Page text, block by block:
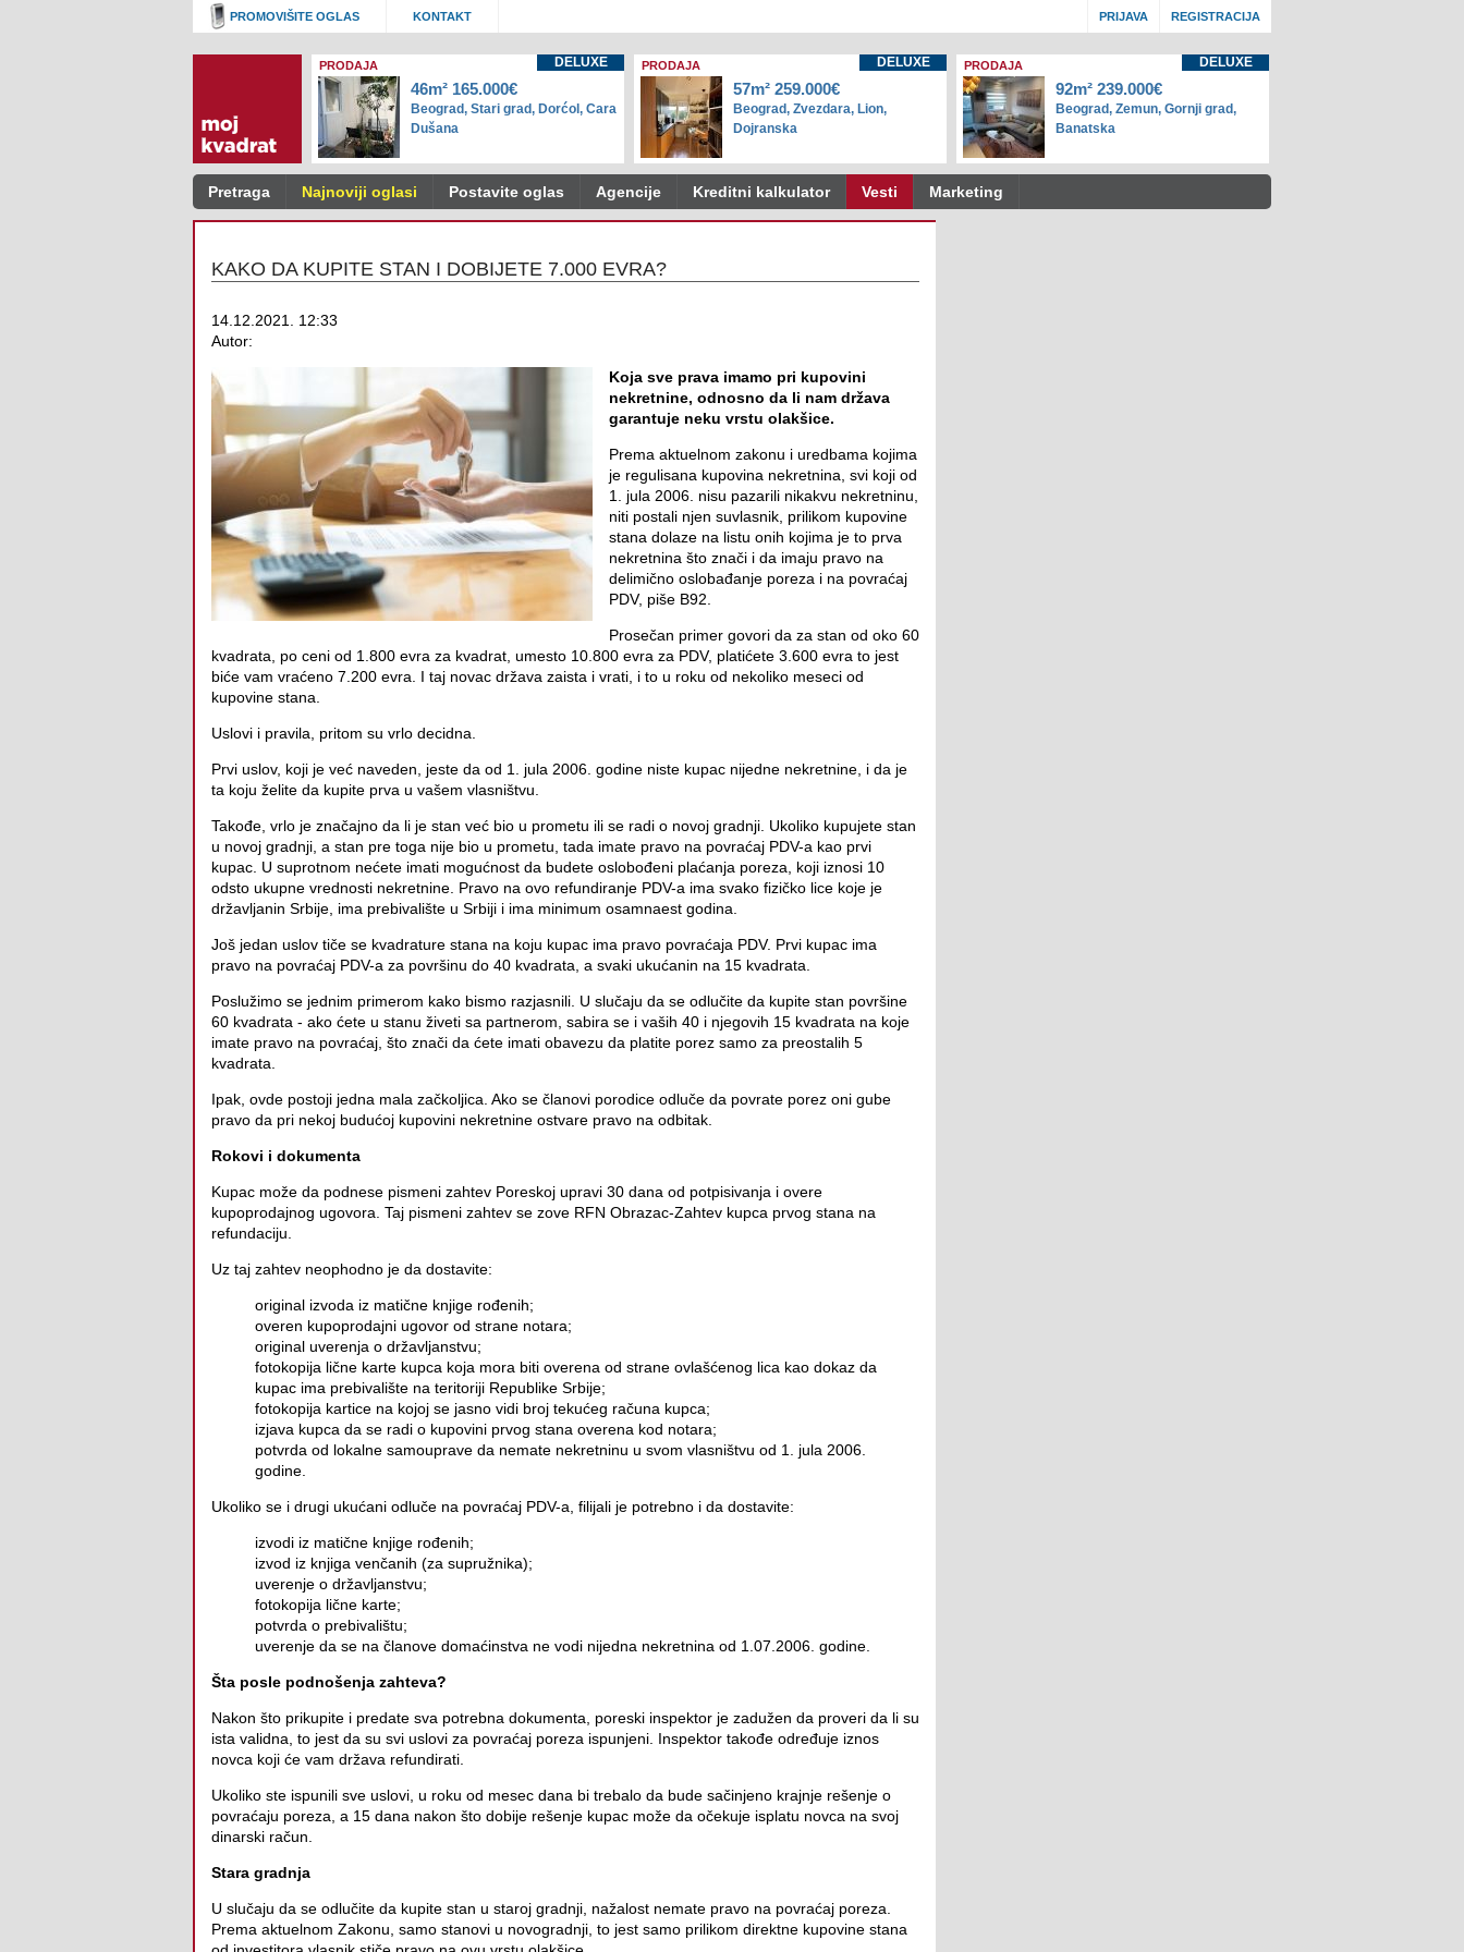
PROMOVIŠITE OGLAS KONTAKT REGISTRACIJA
PRIJAVA
DELUXE
PRODAJA
46m² 165.000€
Beograd, Stari grad, Dorćol, Cara
Dušana
DELUXE
PRODAJA
57m² 259.000€
Beograd, Zvezdara, Lion,
Dojranska
DELUXE
PRODAJA
92m² 239.000€
Beograd, Zemun, Gornji grad,
Banatska
Pretraga Najnoviji oglasi Postavite oglas Agencije Kreditni kalkulator Vesti Marketing
KAKO DA KUPITE STAN I DOBIJETE 7.000 EVRA?
14.12.2021. 12:33
Autor:
Koja sve prava imamo pri kupovini
nekretnine, odnosno da li nam država
garantuje neku vrstu olakšice.
Prema aktuelnom zakonu i uredbama kojima
je regulisana kupovina nekretnina, svi koji od
1. jula 2006. nisu pazarili nikakvu nekretninu,
niti postali njen suvlasnik, prilikom kupovine
stana dolaze na listu onih kojima je to prva
nekretnina što znači i da imaju pravo na
delimično oslobađanje poreza i na povraćaj
PDV, piše B92.
Prosečan primer govori da za stan od oko 60
kvadrata, po ceni od 1.800 evra za kvadrat, umesto 10.800 evra za PDV, platićete 3.600 evra to jest
biće vam vraćeno 7.200 evra. I taj novac država zaista i vrati, i to u roku od nekoliko meseci od
kupovine stana.
Uslovi i pravila, pritom su vrlo decidna.
Prvi uslov, koji je već naveden, jeste da od 1. jula 2006. godine niste kupac nijedne nekretnine, i da je
ta koju želite da kupite prva u vašem vlasništvu.
Takođe, vrlo je značajno da li je stan već bio u prometu ili se radi o novoj gradnji. Ukoliko kupujete stan
u novoj gradnji, a stan pre toga nije bio u prometu, tada imate pravo na povraćaj PDV-a kao prvi
kupac. U suprotnom nećete imati mogućnost da budete oslobođeni plaćanja poreza, koji iznosi 10
odsto ukupne vrednosti nekretnine. Pravo na ovo refundiranje PDV-a ima svako fizičko lice koje je
državljanin Srbije, ima prebivalište u Srbiji i ima minimum osamnaest godina.
Još jedan uslov tiče se kvadrature stana na koju kupac ima pravo povraćaja PDV. Prvi kupac ima
pravo na povraćaj PDV-a za površinu do 40 kvadrata, a svaki ukućanin na 15 kvadrata.
Poslužimo se jednim primerom kako bismo razjasnili. U slučaju da se odlučite da kupite stan površine
60 kvadrata - ako ćete u stanu živeti sa partnerom, sabira se i vaših 40 i njegovih 15 kvadrata na koje
imate pravo na povraćaj, što znači da ćete imati obavezu da platite porez samo za preostalih 5
kvadrata.
Ipak, ovde postoji jedna mala začkoljica. Ako se članovi porodice odluče da povrate porez oni gube
pravo da pri nekoj budućoj kupovini nekretnine ostvare pravo na odbitak.
Rokovi i dokumenta
Kupac može da podnese pismeni zahtev Poreskoj upravi 30 dana od potpisivanja i overe
kupoprodajnog ugovora. Taj pismeni zahtev se zove RFN Obrazac-Zahtev kupca prvog stana na
refundaciju.
Uz taj zahtev neophodno je da dostavite:
original izvoda iz matične knjige rođenih;
overen kupoprodajni ugovor od strane notara;
original uverenja o državljanstvu;
fotokopija lične karte kupca koja mora biti overena od strane ovlašćenog lica kao dokaz da
kupac ima prebivalište na teritoriji Republike Srbije;
fotokopija kartice na kojoj se jasno vidi broj tekućeg računa kupca;
izjava kupca da se radi o kupovini prvog stana overena kod notara;
potvrda od lokalne samouprave da nemate nekretninu u svom vlasništvu od 1. jula 2006.
godine.
Ukoliko se i drugi ukućani odluče na povraćaj PDV-a, filijali je potrebno i da dostavite:
izvodi iz matične knjige rođenih;
izvod iz knjiga venčanih (za supružnika);
uverenje o državljanstvu;
fotokopija lične karte;
potvrda o prebivalištu;
uverenje da se na članove domaćinstva ne vodi nijedna nekretnina od 1.07.2006. godine.
Šta posle podnošenja zahteva?
Nakon što prikupite i predate sva potrebna dokumenta, poreski inspektor je zadužen da proveri da li su
ista validna, to jest da su svi uslovi za povraćaj poreza ispunjeni. Inspektor takođe određuje iznos
novca koji će vam država refundirati.
Ukoliko ste ispunili sve uslovi, u roku od mesec dana bi trebalo da bude sačinjeno krajnje rešenje o
povraćaju poreza, a 15 dana nakon što dobije rešenje kupac može da očekuje isplatu novca na svoj
dinarski račun.
Stara gradnja
U slučaju da se odlučite da kupite stan u staroj gradnji, nažalost nemate pravo na povraćaj poreza.
Prema aktuelnom Zakonu, samo stanovi u novogradnji, to jest samo prilikom direktne kupovine stana